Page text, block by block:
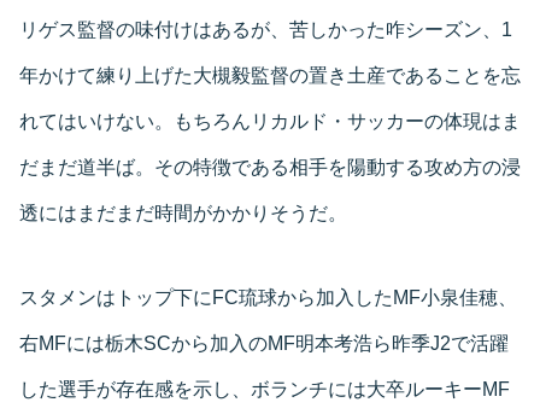
リゲス監督の味付けはあるが、苦しかった咋シーズン、1
年かけて練り上げた大槻毅監督の置き土産であることを忘
れてはいけない。もちろんリカルド・サッカーの体現はま
だまだ道半ば。その特徴である相手を陽動する攻め方の浸
透にはまだまだ時間がかかりそうだ。
スタメンはトップ下にFC琉球から加入したMF小泉佳穂、
右MFには栃木SCから加入のMF明本考浩ら昨季J2で活躍
した選手が存在感を示し、ボランチには大卒ルーキーMF